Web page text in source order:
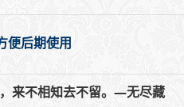
便后期使用
来不相知去不留。—无尽藏